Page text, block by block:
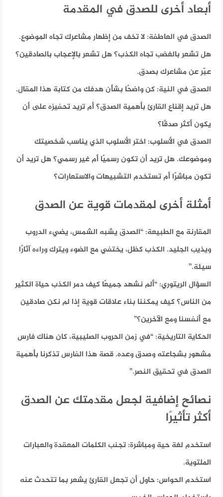
أبعاد أخرى للصدق في المقدمة
الصدق في العاطفة: لا تخف من إظهار مشاعرك تجاه الموضوع.
هل تشعر بالغضب تجاه الكذب؟ هل تشعر بالإعجاب بالصادقين؟
عبّر عن مشاعرك بصدق.
الصدق في النية: كن واضحًا بشأن هدفك من كتابة هذا المقال.
هل تريد إقناع القارئ بأهمية الصدق؟ أم تريد تحفيزه على أن
يكون أكثر صدقًا؟
الصدق في الأسلوب: اختر الأسلوب الذي يناسب شخصيتك
وموضوعك. هل تريد أن تكون رسميًا أم غير رسمي؟ هل تريد أن
تكون مباشرًا أم تستخدم التشبيهات والاستعارات؟
أمثلة أخرى لمقدمات قوية عن الصدق
المقارنة مع الطبيعة: “الصدق يشبه الشمس، يضيء الدروب
ويذيب الجليد. الكذب كظل، يختفي مع الضوء ويترك وراءه آثارًا
سيئة.”
السؤال الريتوري: “ألم نشهد جميعًا كيف دمر الكذب حياة الكثير
من الناس؟ كيف يمكننا بناء علاقات قوية إذا لم نكن صادقين
مع أنفسنا ومع الآخرين؟”
الحكاية التاريخية: “في زمن الحروب الصليبية، كان هناك فارس
مشهور بشجاعته وصدق وعده. قصة هذا الفارس تذكرنا بأهمية
الصدق في تحقيق النصر.”
نصائح إضافية لجعل مقدمتك عن الصدق
أكثر تأثيرًا
استخدم لغة حية ومباشرة: تجنب الكلمات المعقدة والعبارات
الملتوية.
استخدم الحواس: حاول أن تجعل القارئ يشعر بما تتحدث عنه